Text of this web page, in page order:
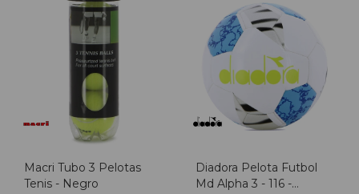
Macri Tubo 3 Pelotas
Tenis - Negro
Diadora Pelota Futbol
Md Alpha 3 - 116 -